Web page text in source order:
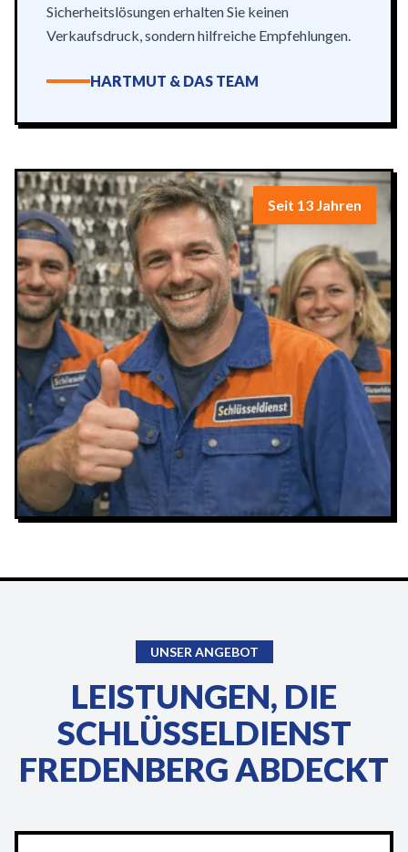
Sicherheitslösungen erhalten Sie keinen
Verkaufsdruck, sondern hilfreiche Empfehlungen.
HARTMUT & DAS TEAM
Seit 13 Jahren
UNSER ANGEBOT
LEISTUNGEN, DIE
SCHLÜSSELDIENST
FREDENBERG ABDECKT